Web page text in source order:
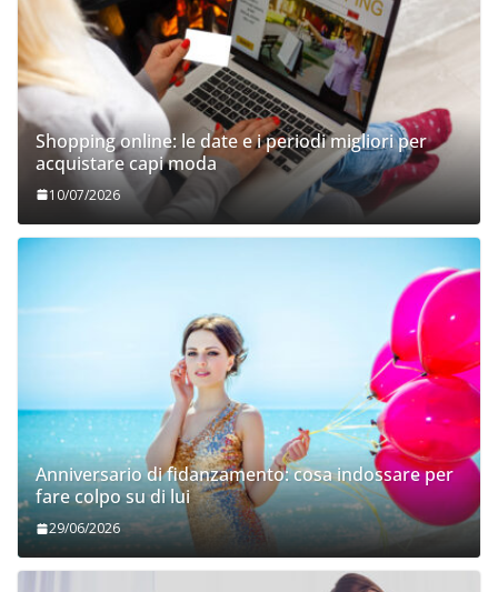
Shopping online: le date e i periodi migliori per
acquistare capi moda
10/07/2026
Anniversario di fidanzamento: cosa indossare per
fare colpo su di lui
29/06/2026